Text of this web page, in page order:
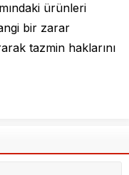
ürünleri
bir zarar
tazmin haklarını